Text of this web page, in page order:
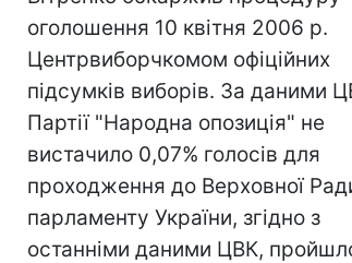
оголошення 10 квітня 2006 р.
Центрвиборчкомом офіційних
підсумків виборів. За даними
Партії "Народна опозиція" не
вистачило 0,07% голосів для
проходження до Верховної
парламенту України, згідно з
останніми даними ЦВК,